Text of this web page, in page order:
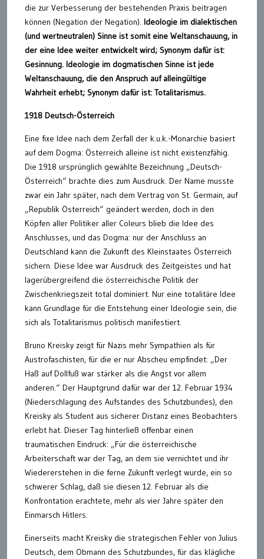
die zur Verbesserung der bestehenden Praxis beitragen
können (Negation der Negation). Ideologie im dialektischen
(und wertneutralen) Sinne ist somit eine Weltanschauung, in
der eine Idee weiter entwickelt wird; Synonym dafür ist:
Gesinnung. Ideologie im dogmatischen Sinne ist jede
Weltanschauung, die den Anspruch auf alleingültige
Wahrheit erhebt; Synonym dafür ist: Totalitarismus.
1918 Deutsch-Österreich
Eine fixe Idee nach dem Zerfall der k.u.k.-Monarchie basiert
auf dem Dogma: Österreich alleine ist nicht existenzfähig.
Die 1918 ursprünglich gewählte Bezeichnung „Deutsch-
Österreich“ brachte dies zum Ausdruck. Der Name musste
zwar ein Jahr später, nach dem Vertrag von St. Germain, auf
„Republik Österreich“ geändert werden, doch in den
Köpfen aller Politiker aller Coleurs blieb die Idee des
Anschlusses, und das Dogma: nur der Anschluss an
Deutschland kann die Zukunft des Kleinstaates Österreich
sichern. Diese Idee war Ausdruck des Zeitgeistes und hat
lagerübergreifend die österreichische Politik der
Zwischenkriegszeit total dominiert. Nur eine totalitäre Idee
kann Grundlage für die Entstehung einer Ideologie sein, die
sich als Totalitarismus politisch manifestiert.
Bruno Kreisky zeigt für Nazis mehr Sympathien als für
Austrofaschisten, für die er nur Abscheu empfindet: „Der
Haß auf Dollfuß war stärker als die Angst vor allem
anderen.“ Der Hauptgrund dafür war der 12. Februar 1934
(Niederschlagung des Aufstandes des Schutzbundes), den
Kreisky als Student aus sicherer Distanz eines Beobachters
erlebt hat. Dieser Tag hinterließ offenbar einen
traumatischen Eindruck: „Für die österreichische
Arbeiterschaft war der Tag, an dem sie vernichtet und ihr
Wiedererstehen in die ferne Zukunft verlegt wurde, ein so
schwerer Schlag, daß sie diesen 12. Februar als die
Konfrontation erachtete, mehr als vier Jahre später den
Einmarsch Hitlers.
Einerseits macht Kreisky die strategischen Fehler von Julius
Deutsch, dem Obmann des Schutzbundes, für das klägliche